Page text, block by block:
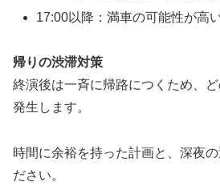
17:00以降：満車の可能性が高
帰りの渋滞対策
終演後は一斉に帰路につくため、
発生します。
時間に余裕を持った計画と、深夜
ださい。